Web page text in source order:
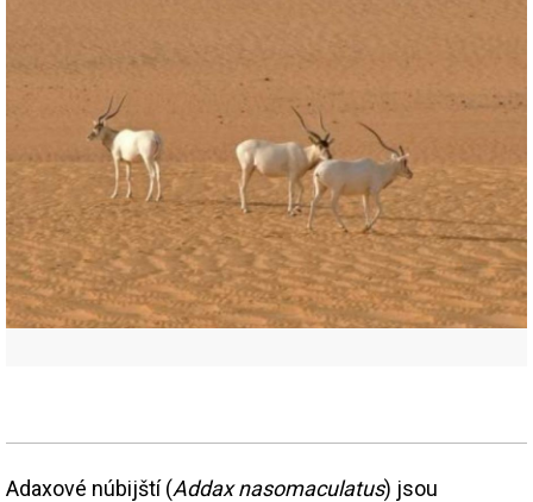
Adaxové núbijští (Addax nasomaculatus) jsou